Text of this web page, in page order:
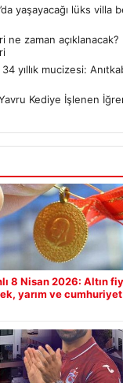
yaşayacağı lüks villa
ne zaman açıklanacak?
34 yıllık mucizesi:
Kediye İşlenen
8 Nisan 2026: Altın
yarım ve cumhuriyet